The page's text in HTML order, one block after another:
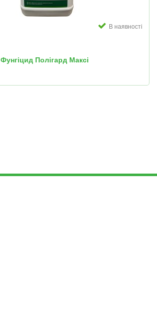
В наявності
Фунгіцид Полігард Максі